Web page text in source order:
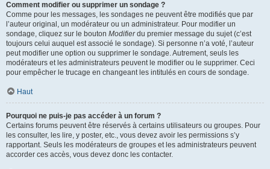
Comment modifier ou supprimer un sondage ?
Comme pour les messages, les sondages ne peuvent être modifiés que par
l’auteur original, un modérateur ou un administrateur. Pour modifier un
sondage, cliquez sur le bouton Modifierdu premier message du sujet (c’est
toujours celui auquel est associé le sondage). Si personne n’a voté, l’auteur
peut modifier une option ou supprimer le sondage. Autrement, seuls les
modérateurs et les administrateurs peuvent le modifier ou le supprimer. Ceci
pour empêcher le trucage en changeant les intitulés en cours de sondage.
Haut
Pourquoi ne puis-je pas accéder à un forum ?
Certains forums peuvent être réservés à certains utilisateurs ou groupes. Pour
les consulter, les lire, y poster, etc., vous devez avoir les permissions s’y
rapportant. Seuls les modérateurs de groupes et les administrateurs peuvent
accorder ces accès, vous devez donc les contacter.